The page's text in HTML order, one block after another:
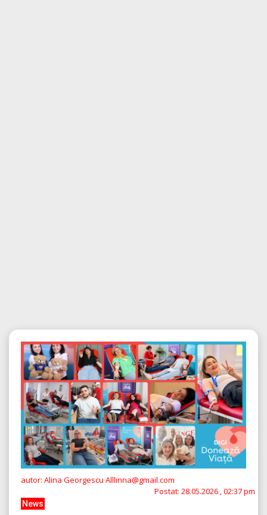
autor: Alina Georgescu Alllinna@gmail.com
Postat: 28.05.2026 , 02:37 pm
News